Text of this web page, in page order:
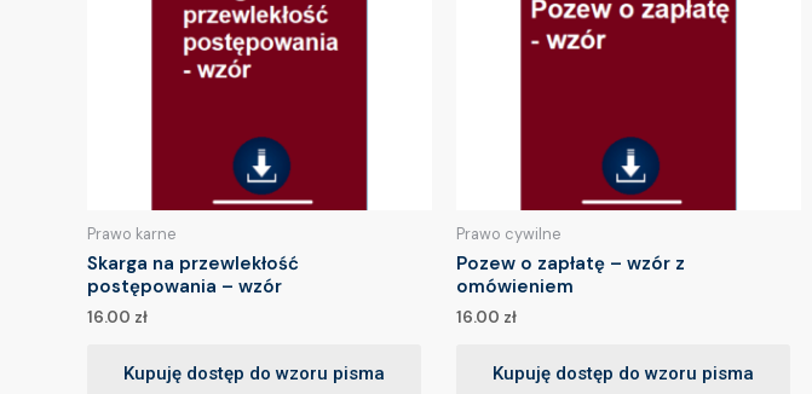
Prawo karne
Skarga na przewlekłość
postępowania – wzór
16.00 zł
Kupuję dostęp do wzoru pisma
Prawo cywilne
Pozew o zapłatę – wzór z
omówieniem
16.00 zł
Kupuję dostęp do wzoru pisma